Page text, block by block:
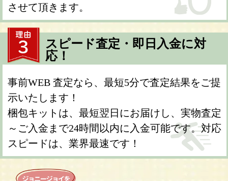
させて頂きます。
スピード査定・即日入金に対
応！
事前WEB 査定なら、最短5分で査定結果をご提
示いたします！
梱包キットは、最短翌日にお届けし、実物査定
～ご入金まで24時間以内に入金可能です。対応
スピードは、業界最速です！